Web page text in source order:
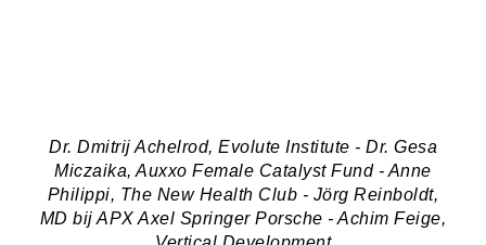
Dr. Dmitrij Achelrod, Evolute Institute - Dr. Gesa
Miczaika, Auxxo Female Catalyst Fund - Anne
Philippi, The New Health Club - Jörg Reinboldt,
MD bij APX Axel Springer Porsche - Achim Feige,